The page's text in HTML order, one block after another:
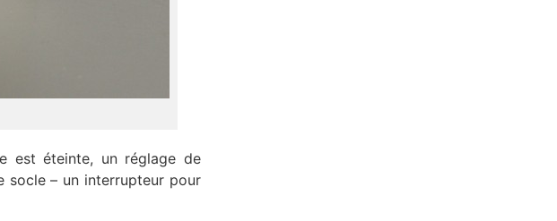
est éteinte, un réglage de
socle – un interrupteur pour